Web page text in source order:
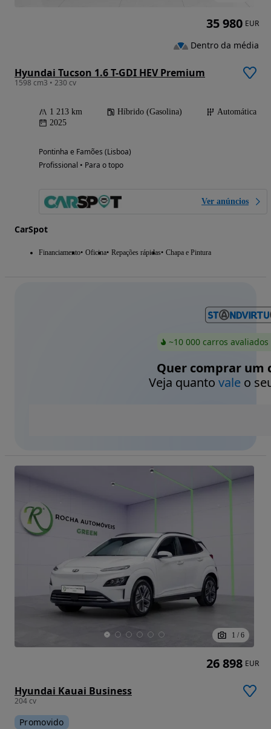
Hyundai Tucson 1.6 T-GDI HEV Premium
1598 cm3 • 230 cv
1 213 km Híbrido (Gasolina)
Automática
2025
Pontinha e Famões (Lisboa)
Profissional • Para o topo
Ver anúncios
CarSpot
Financiamento Oficina Repações rápidas Chapa e Pintura
35 980 EUR
Dentro da média
~10 000 carros
Quer comprar um
Veja quanto valeo
1 / 6
Hyundai Kauai Business
204 cv
Promovido
26 898 EUR